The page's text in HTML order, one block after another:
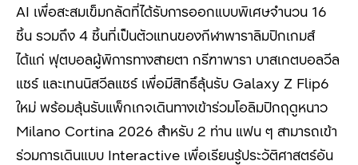
AI เพื่อสะสมเข็มกลัดที่ได้รับการออกแบบพิเศษจำนวน 16
ชิ้น รวมถึง 4 ชิ้นที่เป็นตัวแทนของกีฬาพาราลิมปิกเกมส์
ได้แก่ ฟุตบอลผู้พิการทางสายตา กรีฑาพารา บาสเกตบอลวีล
แชร์ และเทนนิสวีลแชร์ เพื่อมีสิทธิ์ลุ้นรับ Galaxy Z Flip6
ใหม่ พร้อมลุ้นรับแพ็กเกจเดินทางเข้าร่วมโอลิมปิกฤดูหนาว
Milano Cortina 2026 สำหรับ 2 ท่าน แฟน ๆ สามารถเข้า
ร่วมการเดินแบบ Interactive เพื่อเรียนรู้ประวัติศาสตร์อัน